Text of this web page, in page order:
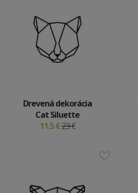
Drevená dekorácia
Cat Siluette
11.5 €23 €